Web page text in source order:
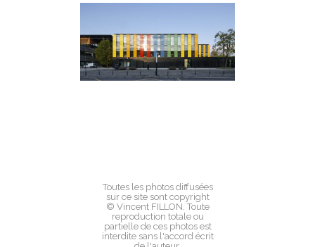
Toutes les photos diffusées
sur ce site sont copyright
© Vincent FILLON. Toute
reproduction totale ou
partielle de ces photos est
interdite sans l'accord écrit